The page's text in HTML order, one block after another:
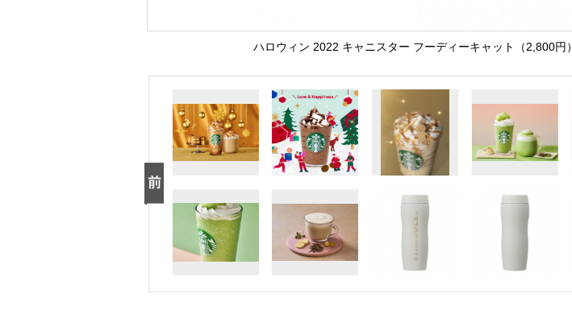
ハロウィン 2022 キャニスター フーディーキャット（2,800円）